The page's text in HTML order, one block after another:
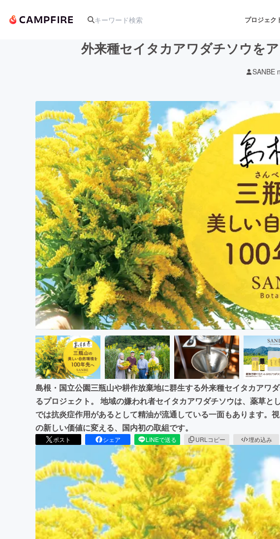
プロジェク
アート・写真 音楽
テクノロジー・ガジェット ゲーム・サー
映像・映画 書籍・雑誌出版
ビジネス・起業 チャレンジ
まちづくり・地域活性化
外来種セイタカアワダチソウを
SANBE
島根・国立公園三瓶山や耕作放棄地に群生する外来種セイタカアワ
るプロジェクト。 地域の嫌われ者セイタカアワダチソウは、薬草と
では抗炎症作用があるとして精油が流通している一面もあります。
の新しい価値に変える、国内初の取組です。
ポスト シェア LINEで送る URLコピー 埋め込み